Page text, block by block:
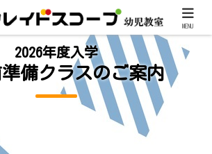
2026年度入学
備クラスのご案内
MENU